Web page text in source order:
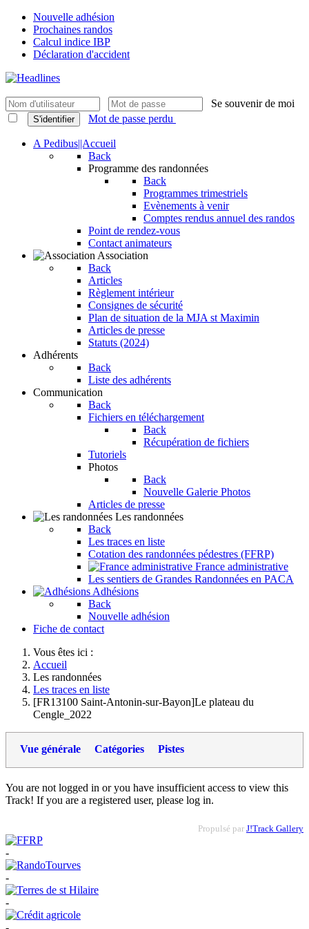
Nouvelle adhésion
Prochaines randos
Calcul indice IBP
Déclaration d'accident
Se souvenir de moi
S'identifier Mot de passe perdu
A Pedibus||Accueil
Back
Programme des randonnées
Back
Programmes trimestriels
Evènements à venir
Comptes rendus annuel des randos
Point de rendez-vous
Contact animateurs
Association
Back
Articles
Règlement intérieur
Consignes de sécurité
Plan de situation de la MJA st Maximin
Articles de presse
Statuts (2024)
Adhérents
Back
Liste des adhérents
Communication
Back
Fichiers en téléchargement
Back
Récupération de fichiers
Tutoriels
Photos
Back
Nouvelle Galerie Photos
Articles de presse
Les randonnées
Back
Les traces en liste
Cotation des randonnées pédestres (FFRP)
France administrative
Les sentiers de Grandes Randonnées en PACA
Adhésions
Back
Nouvelle adhésion
Fiche de contact
Vous êtes ici :
Accueil
Les randonnées
Les traces en liste
[FR13100 Saint-Antonin-sur-Bayon]Le plateau du
Cengle_2022
Vue générale Catégories Pistes
You are not logged in or you have insufficient access to view this
Track! If you are a registered user, please log in.
Propulsé par J!Track Gallery
-
-
-